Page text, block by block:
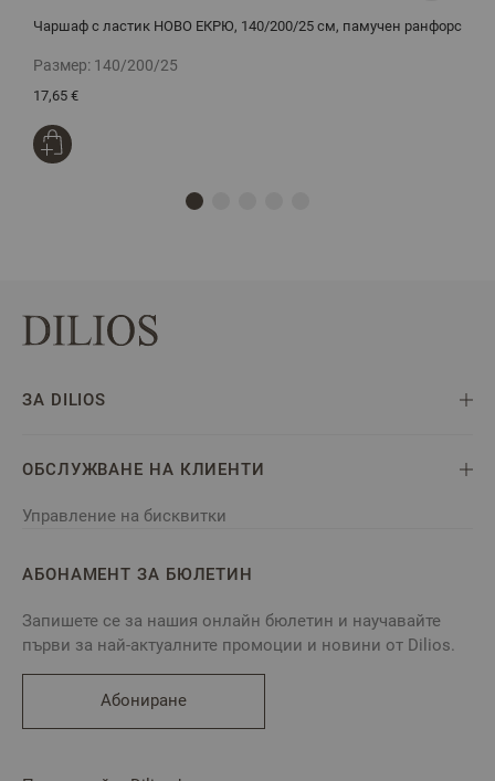
Чаршаф с ластик НОВО ЕКРЮ, 140/200/25 см, памучен ранфорс
Размер: 140/200/25
17,65 €
ЗА DILIOS
ОБСЛУЖВАНЕ НА КЛИЕНТИ
Управление на бисквитки
АБОНАМЕНТ ЗА БЮЛЕТИН
Запишете се за нашия онлайн бюлетин и научавайте
първи за най-актуалните промоции и новини от Dilios.
Абониране